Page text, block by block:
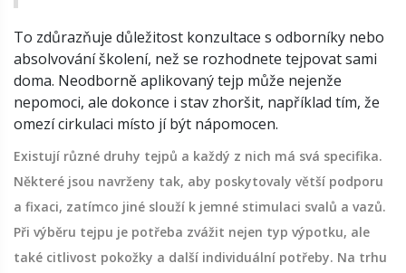
To zdůrazňuje důležitost konzultace s odborníky nebo
absolvování školení, než se rozhodnete tejpovat sami
doma. Neodborně aplikovaný tejp může nejenže
nepomoci, ale dokonce i stav zhoršit, například tím, že
omezí cirkulaci místo jí být nápomocen.
Existují různé druhy tejpů a každý z nich má svá specifika.
Některé jsou navrženy tak, aby poskytovaly větší podporu
a fixaci, zatímco jiné slouží k jemné stimulaci svalů a vazů.
Při výběru tejpu je potřeba zvážit nejen typ výpotku, ale
také citlivost pokožky a další individuální potřeby. Na trhu